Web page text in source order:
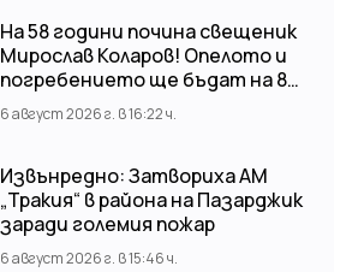
На 58 години почина свещеник
Мирослав Коларов! Опелото и
погребението ще бъдат на 8
август (събота) от 11:00 часа в
храм “Св. Св. Козма и Дамян”, гр.
6 август 2026 г. в 16:22 ч.
Извънредно: Затвориха АМ
„Тракия“ в района на Пазарджик
заради големия пожар
6 август 2026 г. в 15:46 ч.